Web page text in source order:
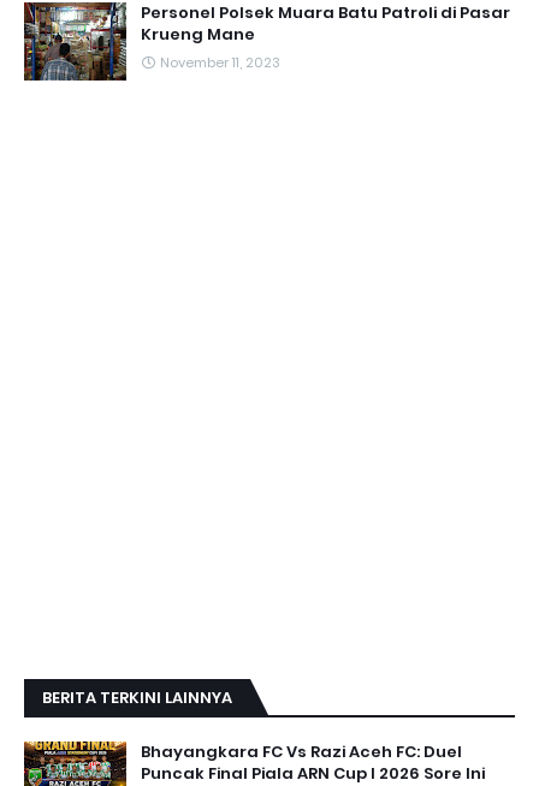
Personel Polsek Muara Batu Patroli di Pasar
Krueng Mane
November 11, 2023
BERITA TERKINI LAINNYA
Bhayangkara FC Vs Razi Aceh FC: Duel
Puncak Final Piala ARN Cup I 2026 Sore Ini